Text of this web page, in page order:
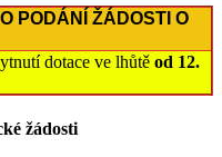
PODÁNÍ ŽÁDOSTI O
dotace ve lhůtě od 12.
žádosti